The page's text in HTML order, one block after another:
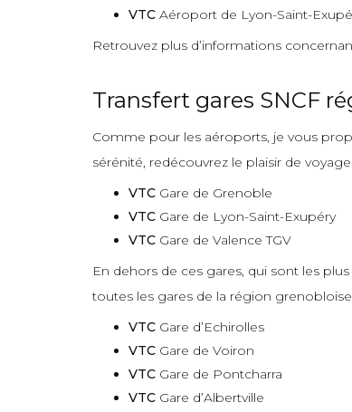
VTC Aéroport de Lyon-Saint-
Retrouvez plus d’informations
Transfert gares SNCF
Comme pour les aéroports, je vous
sérénité, redécouvrez le plaisir de
VTC Gare de Grenoble
VTC Gare de Lyon-Saint-Exupéry
VTC Gare de Valence TGV
En dehors de ces gares, qui sont les
toutes les gares de la région
VTC Gare d’Echirolles
VTC Gare de Voiron
VTC Gare de Pontcharra
VTC Gare d’Albertville